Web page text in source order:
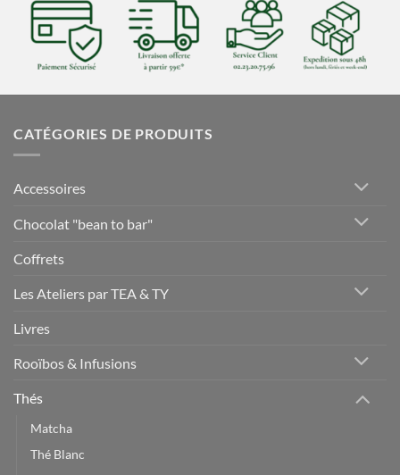
CATÉGORIES DE PRODUITS
Accessoires
Chocolat "bean to bar"
Coffrets
Les Ateliers par TEA & TY
Livres
Rooïbos & Infusions
Thés
Matcha
Thé Blanc